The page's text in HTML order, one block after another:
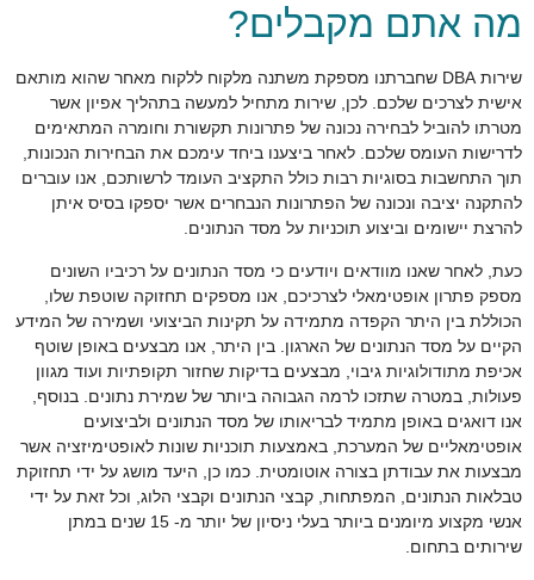
מה אתם מקבלים?
שירות DBA שחברתנו מספקת משתנה מלקוח ללקוח מאחר שהוא מותאם
אישית לצרכים שלכם. לכן, שירות מתחיל למעשה בתהליך אפיון אשר
מטרתו להוביל לבחירה נכונה של פתרונות תקשורת וחומרה המתאימים
לדרישות העומס שלכם. לאחר ביצענו ביחד עימכם את הבחירות הנכונות,
תוך התחשבות בסוגיות רבות כולל התקציב העומד לרשותכם, אנו עוברים
להתקנה יציבה ונכונה של הפתרונות הנבחרים אשר יספקו בסיס איתן
להרצת יישומים וביצוע תוכניות על מסד הנתונים.
כעת, לאחר שאנו מוודאים ויודעים כי מסד הנתונים על רכיביו השונים
מספק פתרון אופטימאלי לצרכיכם, אנו מספקים תחזוקה שוטפת שלו,
הכוללת בין היתר הקפדה מתמידה על תקינות הביצועי ושמירה של המידע
הקיים על מסד הנתונים של הארגון. בין היתר, אנו מבצעים באופן שוטף
אכיפת מתודולוגיות גיבוי, מבצעים בדיקות שחזור תקופתיות ועוד מגוון
פעולות, במטרה שתזכו לרמה הגבוהה ביותר של שמירת נתונים. בנוסף,
אנו דואגים באופן מתמיד לבריאותו של מסד הנתונים ולביצועים
אופטימאליים של המערכת, באמצעות תוכניות שונות לאופטימיזציה אשר
מבצעות את עבודתן בצורה אוטומטית. כמו כן, היעד מושג על ידי תחזוקת
טבלאות הנתונים, המפתחות, קבצי הנתונים וקבצי הלוג, וכל זאת על ידי
אנשי מקצוע מיומנים ביותר בעלי ניסיון של יותר מ- 15 שנים במתן
שירותים בתחום.